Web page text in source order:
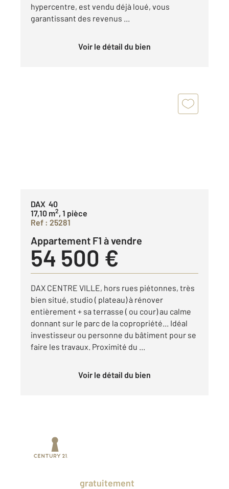
hypercentre, est vendu déjà loué, vous
garantissant des revenus ...
Voir le détail du bien
DAX 40
17,10 m2, 1 pièce
Ref : 25281
Appartement F1 à vendre
54 500 €
DAX CENTRE VILLE, hors rues piétonnes, très
bien situé, studio ( plateau) à rénover
entièrement + sa terrasse ( ou cour) au calme
donnant sur le parc de la copropriété... Idéal
investisseur ou personne du bâtiment pour se
faire les travaux. Proximité du ...
Voir le détail du bien
gratuitement